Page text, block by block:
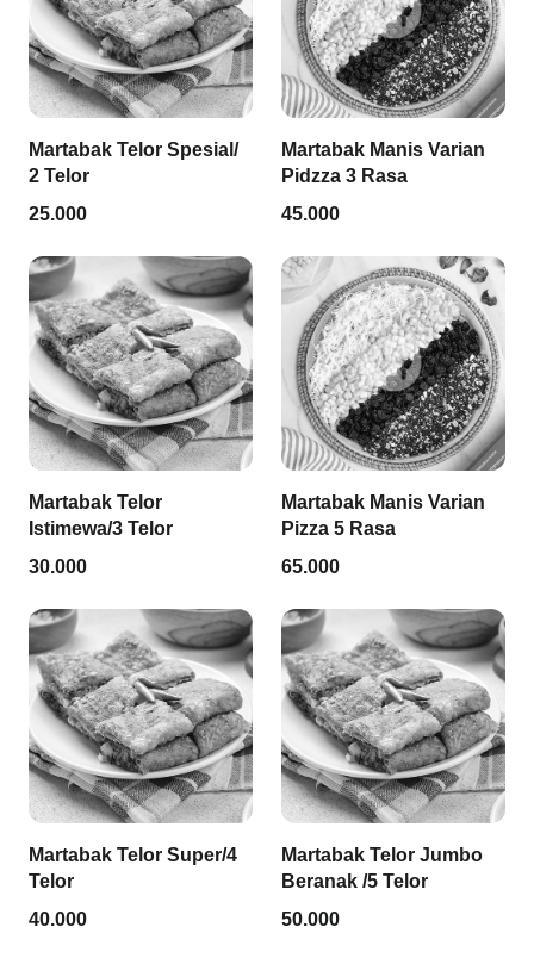
Martabak Telor Spesial/
2 Telor
25.000
Martabak Manis Varian
Pidzza 3 Rasa
45.000
Martabak Telor
Istimewa/3 Telor
30.000
Martabak Manis Varian
Pizza 5 Rasa
65.000
Martabak Telor Super/4
Telor
40.000
Martabak Telor Jumbo
Beranak /5 Telor
50.000